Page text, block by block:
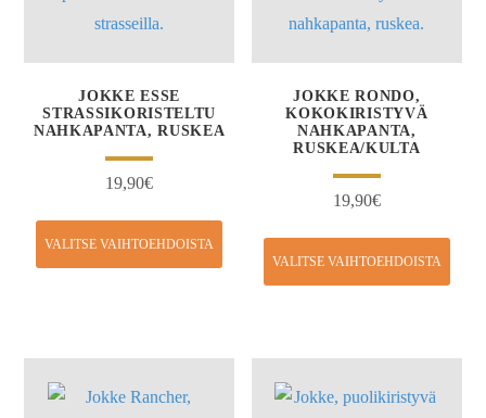
JOKKE ESSE
STRASSIKORISTELTU
NAHKAPANTA, RUSKEA
19,90€
VALITSE VAIHTOEHDOISTA
JOKKE RONDO,
KOKOKIRISTYVÄ
NAHKAPANTA,
RUSKEA/KULTA
19,90€
VALITSE VAIHTOEHDOISTA